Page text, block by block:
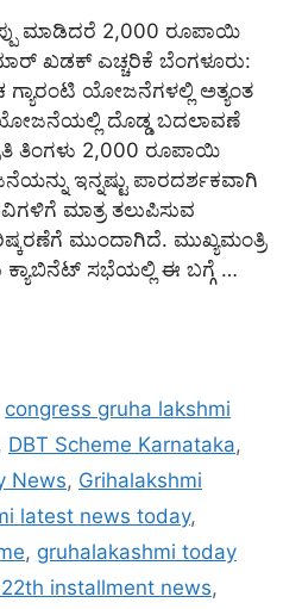
ಮಾಡಿದರೆ 2,000 ರೂಪಾಯಿ
ಖಡಕ್ ಎಚ್ಚರಿಕೆ ಬೆಂಗಳೂರು:
ಯೋಜನೆಗಳಲ್ಲಿ ಅತ್ಯಂತ
ಯೋಜನೆಯಲ್ಲಿ ದೊಡ್ಡ ಬದಲಾವಣೆ
ತಿಂಗಳು 2,000 ರೂಪಾಯಿ
ಇನ್ನಷ್ಟು ಪಾರದರ್ಶಕವಾಗಿ
ಮಾತ್ರ ತಲುಪಿಸುವ
ಮುಂದಾಗಿದೆ. ಮುಖ್ಯಮಂತ್ರಿ
ಸಭೆಯಲ್ಲಿ ಈ ಬಗ್ಗೆ …
congress gruha lakshmi
, DBT Scheme Karnataka,
News, Grihalakshmi
latest news today,
, gruhalakashmi today
installment news,